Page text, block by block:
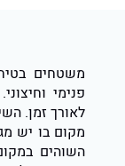
משטחים
פנימי
לאורך זמן.
מקום בו יש
השוהים